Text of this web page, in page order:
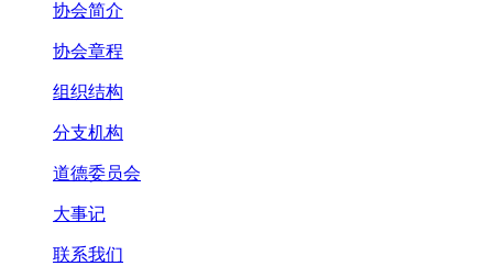
协会简介
协会章程
组织结构
分支机构
道德委员会
大事记
联系我们